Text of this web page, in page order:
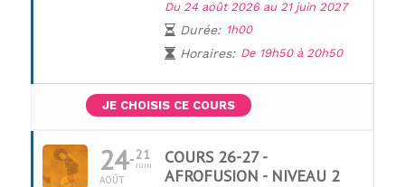
Du 24 août 2026 au 21 juin 2027
Durée: 1h00
Horaires: De 19h50 à 20h50
JE CHOISIS CE COURS
24
AOÛT
21
JUIN
COURS 26-27 -
AFROFUSION - NIVEAU 2